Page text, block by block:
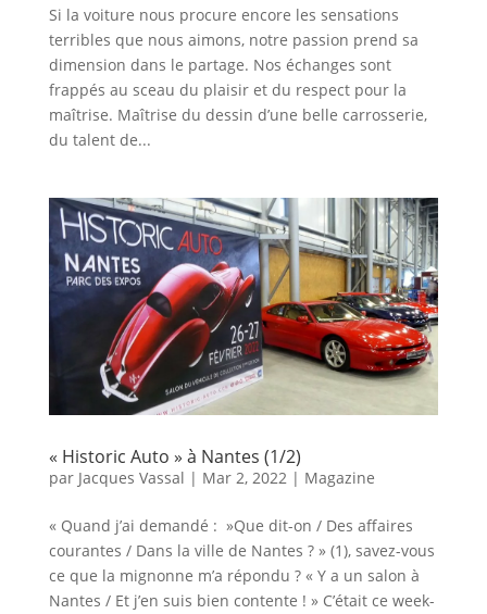
Si la voiture nous procure encore les sensations
terribles que nous aimons, notre passion prend sa
dimension dans le partage. Nos échanges sont
frappés au sceau du plaisir et du respect pour la
maîtrise. Maîtrise du dessin d’une belle carrosserie,
du talent de...
« Historic Auto » à Nantes (1/2)
par Jacques Vassal | Mar 2, 2022| Magazine
« Quand j’ai demandé : »Que dit-on / Des affaires
courantes / Dans la ville de Nantes ? » (1), savez-vous
ce que la mignonne m’a répondu ? « Y a un salon à
Nantes / Et j’en suis bien contente ! » C’était ce week-